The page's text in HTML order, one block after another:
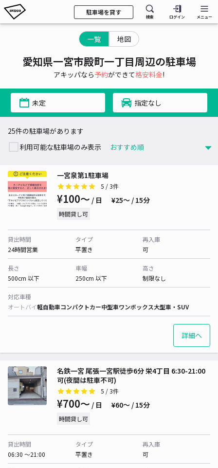
駐車場を貸す
検索 ログイン メニュー
一覧 地図
愛知県一宮市殿町一丁目周辺の駐車場
アキッパなら予約ができて格安料金!
未定 指定なし
25件の駐車場があります
利用可能な駐車場のみ表示
一宮泉第1駐車場
5 / 3件
¥100〜 / 日 ¥25〜 / 15分
時間貸し可
貸出時間
24時間営業
タイプ
平置き
再入庫
可
長さ
500cm 以下
車幅
250cm 以下
高さ
制限なし
対応車種
オートバイ軽自動車コンパクトカー中型車ワンボックス大型車・SUV
詳細へ
名鉄一宮 尾張一宮駅徒歩6分 栄4丁目 6:30-21:00
可(夜間は駐車不可)
5 / 3件
¥700〜 / 日 ¥60〜 / 15分
時間貸し可
貸出時間
06:30 〜21:00
タイプ
平置き
再入庫
可